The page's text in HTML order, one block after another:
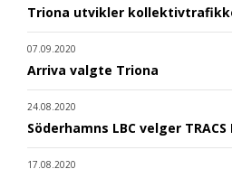
Triona utvikler
07.09.2020
Arriva valgte Triona
24.08.2020
Söderhamns LBC velger
17.08.2020